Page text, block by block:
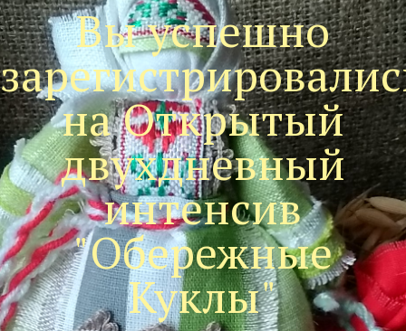
Вы успешно
на Открытый
двухдневный
интенсив
"Обережные
Куклы"